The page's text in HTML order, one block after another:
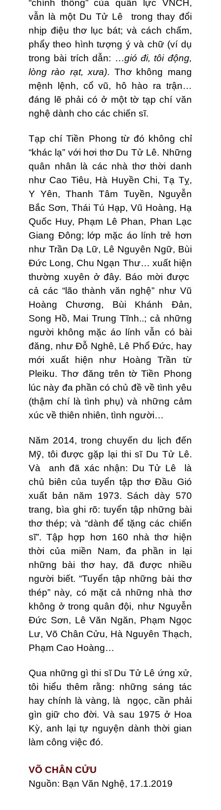
“chính thống” của quân lực VNCH,
vẫn là một Du Tử Lê trong thay đổi
nhịp điệu thơ lục bát; và cách chấm,
phẩy theo hình tượng ý và chữ (ví dụ
trong bài trích dẫn: …gió đi, tôi động,
lòng rào rạt, xưa). Thơ không mang
mệnh lệnh, cổ vũ, hô hào ra trận…
đáng lẽ phải có ở một tờ tạp chí văn
nghệ dành cho các chiến sĩ.
Tạp chí Tiền Phong từ đó không chỉ
“khác lạ” với hơi thơ Du Tử Lê. Những
quân nhân là các nhà thơ thời danh
như Cao Tiêu, Hà Huyền Chi, Tạ Tỵ,
Y Yên, Thanh Tâm Tuyền, Nguyễn
Bắc Sơn, Thái Tú Hạp, Vũ Hoàng, Hạ
Quốc Huy, Phạm Lê Phan, Phan Lạc
Giang Đông; lớp mặc áo lính trẻ hơn
như Trần Dạ Lữ, Lê Nguyên Ngữ, Bùi
Đức Long, Chu Ngạn Thư… xuất hiện
thường xuyên ở đây. Báo mời được
cả các “lão thành văn nghệ” như Vũ
Hoàng Chương, Bùi Khánh Đản,
Song Hồ, Mai Trung Tĩnh..; cả những
người không mặc áo lính vẫn có bài
đăng, như Đỗ Nghê, Lê Phổ Đức, hay
mới xuất hiện như Hoàng Trần từ
Pleiku. Thơ đăng trên tờ Tiền Phong
lúc này đa phần có chủ đề về tình yêu
(thậm chí là tình phụ) và những cảm
xúc về thiên nhiên, tình người…
Năm 2014, trong chuyến du lịch đến
Mỹ, tôi được gặp lại thi sĩ Du Tử Lê.
Và anh đã xác nhận: Du Tử Lê là
chủ biên của tuyển tập thơ Đầu Gió
xuất bản năm 1973. Sách dày 570
trang, bìa ghi rõ: tuyển tập những bài
thơ thép; và “dành để tặng các chiến
sĩ”. Tập hợp hơn 160 nhà thơ hiện
thời của miền Nam, đa phần in lại
những bài thơ hay, đã được nhiều
người biết. “Tuyển tập những bài thơ
thép” này, có mặt cả những nhà thơ
không ở trong quân đội, như Nguyễn
Đức Sơn, Lê Văn Ngăn, Phạm Ngọc
Lư, Võ Chân Cửu, Hà Nguyên Thạch,
Phạm Cao Hoàng…
Qua những gì thi sĩ Du Tử Lê ứng xử,
tôi hiểu thêm rằng: những sáng tác
hay chính là vàng, là ngọc, cần phải
gìn giữ cho đời. Và sau 1975 ở Hoa
Kỳ, anh lại tự nguyện dành thời gian
làm công việc đó.
VÕ CHÂN CỬU
Nguồn: Bạn Văn Nghệ, 17.1.2019